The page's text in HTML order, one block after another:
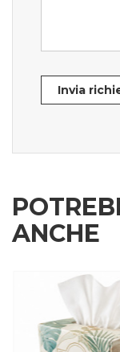
Invia
ANCHE